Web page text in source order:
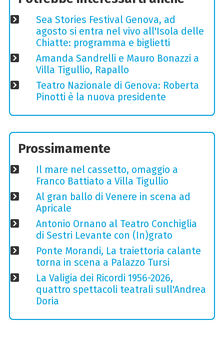
Sea Stories Festival Genova, ad
agosto si entra nel vivo all'Isola delle
Chiatte: programma e biglietti
Amanda Sandrelli e Mauro Bonazzi a
Villa Tigullio, Rapallo
Teatro Nazionale di Genova: Roberta
Pinotti è la nuova presidente
Prossimamente
Il mare nel cassetto, omaggio a
Franco Battiato a Villa Tigullio
Al gran ballo di Venere in scena ad
Apricale
Antonio Ornano al Teatro Conchiglia
di Sestri Levante con (In)grato
Ponte Morandi, La traiettoria calante
torna in scena a Palazzo Tursi
La Valigia dei Ricordi 1956-2026,
quattro spettacoli teatrali sull'Andrea
Doria